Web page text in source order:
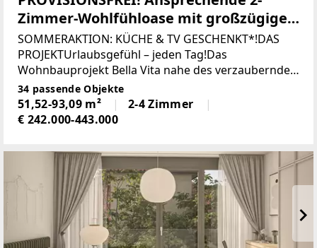
Zimmer-Wohlfühloase mit großzügiger
Loggia | Erstbezug, sofort vermietbar
SOMMERAKTION: KÜCHE & TV GESCHENKT*!DAS
PROJEKTUrlaubsgefühl – jeden Tag!Das
Wohnbauprojekt Bella Vita nahe des verzaubernden
Wiener Neustädter Kanals steht für "schönes
Leben" und das wird hier möglich. Im mediterranen
Stil
34 passende Objekte
51,52-93,09 m²
2-4 Zimmer
€ 242.000-443.000